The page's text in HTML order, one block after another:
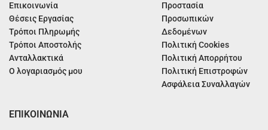
Επικοινωνία
Θέσεις Εργασίας
Τρόποι Πληρωμής
Τρόποι Αποστολής
Ανταλλακτικά
Ο λογαριασμός μου
Προστασία
Προσωπικών
Δεδομένων
Πολιτική Cookies
Πολιτική Απορρήτου
Πολιτική Επιστροφών
Ασφάλεια Συναλλαγών
ΕΠΙΚΟΙΝΩΝΙΑ